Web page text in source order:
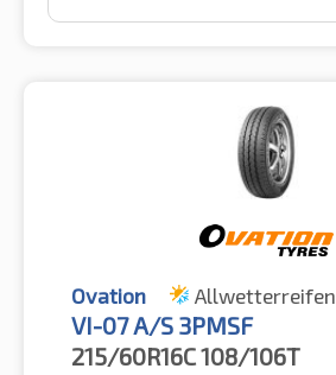
Ovation Allwetterreifen
VI-07 A/S 3PMSF
215/60R16C108/106T